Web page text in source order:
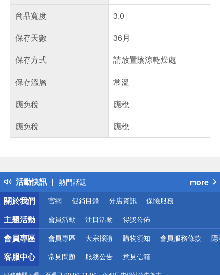
商品寬度
3.0
保存天數
36月
保存方式
請放置陰涼乾燥處
保存溫層
常溫
應免稅
應稅
應免稅
應稅
活動快訊
得獎公告
熱門話題
銀行優惠
偏遠地區配送
詐騙網頁！請小心！
more
關於我們
官網 促銷目錄 分店資訊 保險服務
主題活動 會員活動 注目活動 得獎公佈
會員專區 會員專區 大宗採購 購物須知 會員服務條款 隱
客服中心 常見問題 服務公告 意見信箱